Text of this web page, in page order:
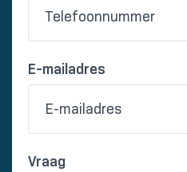
E-mailadres
Vraag